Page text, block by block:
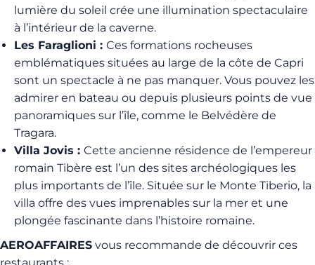
lumière du soleil crée une illumination spectaculaire
à l’intérieur de la caverne.
Les Faraglioni : Ces formations rocheuses
emblématiques situées au large de la côte de Capri
sont un spectacle à ne pas manquer. Vous pouvez les
admirer en bateau ou depuis plusieurs points de vue
panoramiques sur l’île, comme le Belvédère de
Tragara.
Villa Jovis : Cette ancienne résidence de l’empereur
romain Tibère est l’un des sites archéologiques les
plus importants de l’île. Située sur le Monte Tiberio, la
villa offre des vues imprenables sur la mer et une
plongée fascinante dans l’histoire romaine.
AEROAFFAIRES vous recommande de découvrir ces